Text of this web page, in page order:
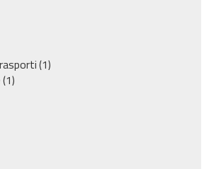
(1)
(1)